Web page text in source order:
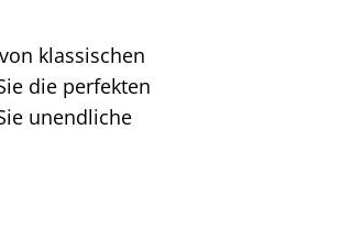
klassischen
die perfekten
unendliche